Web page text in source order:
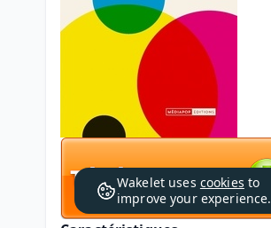
Wakelet uses cookies to
improve your experience.